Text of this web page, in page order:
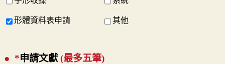
形體資料表申請 其他
*申請文獻 (最多五筆)